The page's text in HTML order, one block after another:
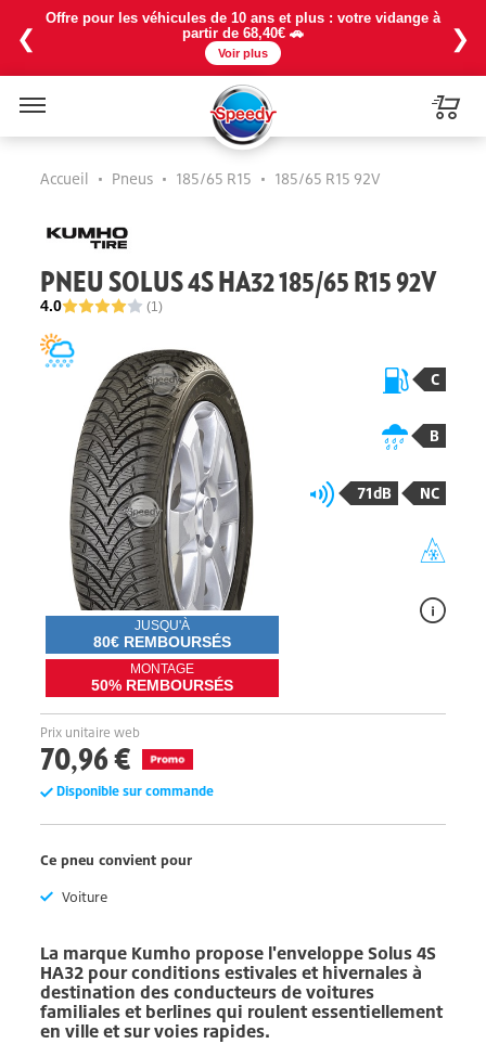
❮
Offre pour les véhicules de 10 ans et plus : votre vidange à
partir de 68,40€ 🚗
Voir plus
❯
Accueil • Pneus • 185/65 R15 • 185/65 R15 92V
PNEU SOLUS 4S HA32 185/65 R15 92V
4.0 (1)
JUSQU'À
80€ REMBOURSÉS
MONTAGE
50% REMBOURSÉS
C
B
71dB NC
Prix unitaire web
70,96 €
Disponible sur commande
Ce pneu convient pour
Voiture
La marque Kumho propose l'enveloppeSolus 4S
HA32 pour conditions estivales et hivernales à
destination des conducteurs de voitures
familiales et berlines qui roulent essentiellement
en ville et sur voies rapides.